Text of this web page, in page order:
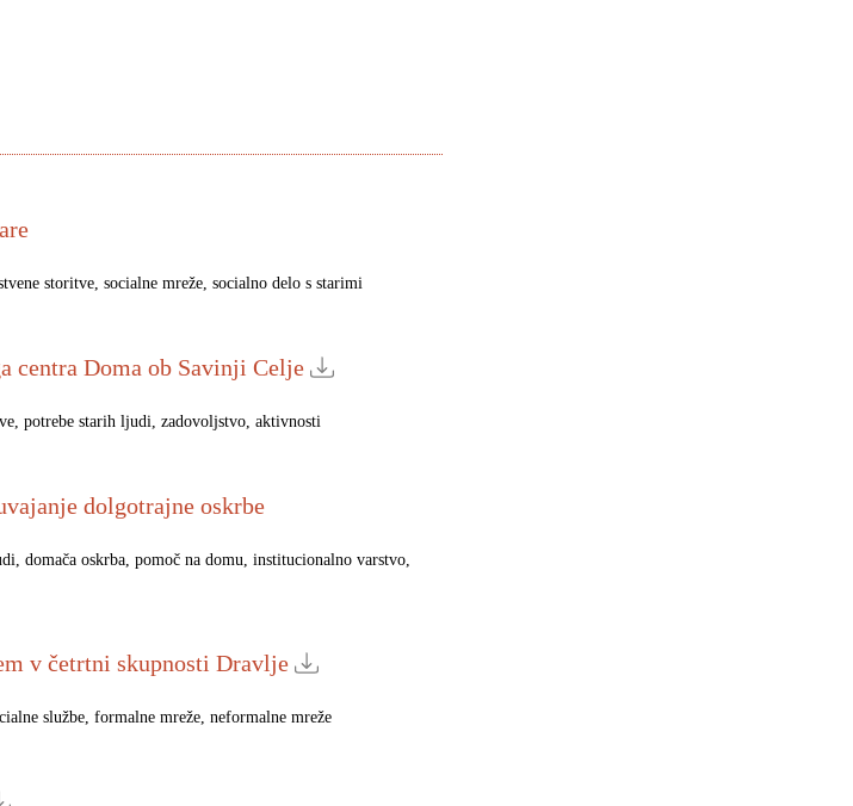
storitve socialne mreže socialno delo s starimi
centra Doma ob Savinji Celje
potrebe starih ljudi zadovoljstvo aktivnosti
dolgotrajne oskrbe
domača oskrba pomoč na domu institucionalno varstvo
v četrtni skupnosti Dravlje
službe formalne mreže neformalne mreže